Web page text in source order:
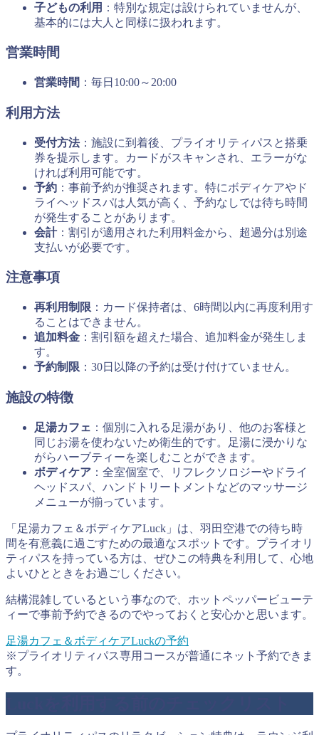
子どもの利用 ：特別な規定は設けられていませんが、
基本的には大人と同様に扱われます。
営業時間
営業時間 ：毎日10:00～20:00
利用方法
受付方法：施設に到着後、プライオリティパスと搭乗
券を提示します。カードがスキャンされ、エラーがな
ければ利用可能です。
予約 ：事前予約が推奨されます。特にボディケアやド
ライヘッドスパは人気が高く、予約なしでは待ち時間
が発生することがあります。
会計：割引が適用された利用料金から、超過分は別途
支払いが必要です。
注意事項
再利用制限 ：カード保持者は、6時間以内に再度利用す
ることはできません。
追加料金 ：割引額を超えた場合、追加料金が発生しま
す。
予約制限 ：30日以降の予約は受け付けていません。
施設の特徴
足湯カフェ ：個別に入れる足湯があり、他のお客様と
同じお湯を使わないため衛生的です。足湯に浸かりな
がらハーブティーを楽しむことができます。
ボディケア ：全室個室で、リフレクソロジーやドライ
ヘッドスパ、ハンドトリートメントなどのマッサージ
メニューが揃っています。
「足湯カフェ＆ボディケアLuck」は、羽田空港での待ち時
間を有意義に過ごすための最適なスポットです。プライオリ
ティパスを持っている方は、ぜひこの特典を利用して、心地
よいひとときをお過ごしください。
結構混雑しているという事なので、ホットペッパービューテ
ィーで事前予約できるのでやっておくと安心かと思います。
足湯カフェ＆ボディケアLuckの予約
※プライオリティパス専用コースが普通にネット予約できま
す。